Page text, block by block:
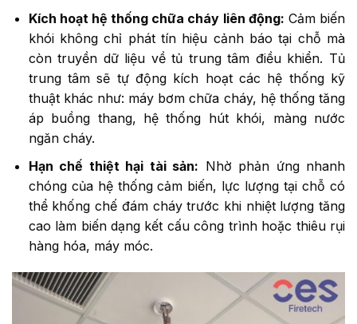
Kích hoạt hệ thống chữa cháy liên động: Cảm biến
khói không chỉ phát tín hiệu cảnh báo tại chỗ mà
còn truyền dữ liệu về tủ trung tâm điều khiển. Tủ
trung tâm sẽ tự động kích hoạt các hệ thống kỹ
thuật khác như: máy bơm chữa cháy, hệ thống tăng
áp buồng thang, hệ thống hút khói, màng nước
ngăn cháy.
Hạn chế thiệt hại tài sản: Nhờ phản ứng nhanh
chóng của hệ thống cảm biến, lực lượng tại chỗ có
thể khống chế đám cháy trước khi nhiệt lượng tăng
cao làm biến dạng kết cấu công trình hoặc thiêu rụi
hàng hóa, máy móc.